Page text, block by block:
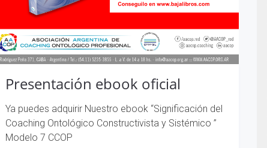
Presentación ebook oficial
Ya puedes adquirir Nuestro ebook “Significación del
Coaching Ontológico Constructivista y Sistémico ”
Modelo 7 CCOP